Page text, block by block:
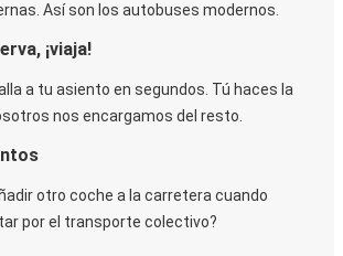
Así son los autobuses modernos.
¡viaja!
a tu asiento en segundos. Tú haces la
nos encargamos del resto.
otro coche a la carretera cuando
por el transporte colectivo?